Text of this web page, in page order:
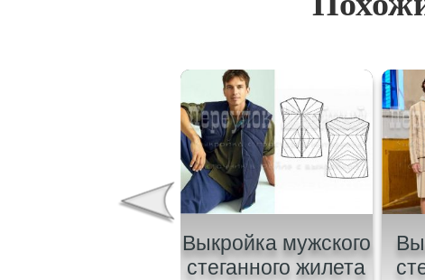
Выкройка мужского
стеганного жилета